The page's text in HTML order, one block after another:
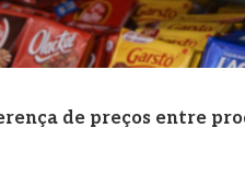
de preços entre